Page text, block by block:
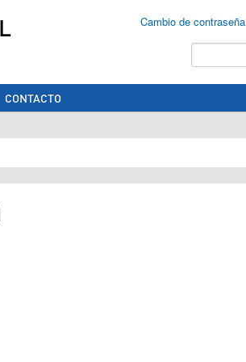
Cambio de contraseña
CONTACTO